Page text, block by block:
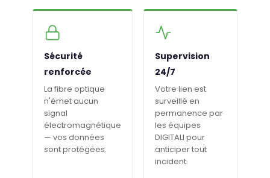
Sécurité
renforcée
La fibre optique
n'émet aucun
signal
électromagnétique
— vos données
sont protégées.
Supervision
24/7
Votre lien est
surveillé en
permanence par
les équipes
DIGITALI pour
anticiper tout
incident.